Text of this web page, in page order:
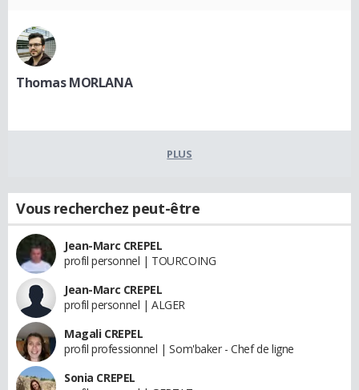
Thomas MORLANA
PLUS
Vous recherchez peut-être
Jean-Marc CREPEL
profil personnel | TOURCOING
Jean-Marc CREPEL
profil personnel | ALGER
Magali CREPEL
profil professionnel | Som'baker - Chef de ligne
Sonia CREPEL